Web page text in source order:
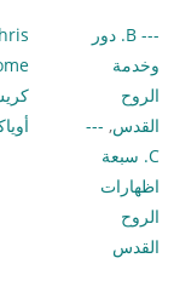
--- B. دور
وخدمة
الروح
القدس,
---
C. سبعة
اظهارات
الروح
القدس